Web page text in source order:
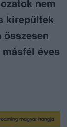
kirepültek
éves